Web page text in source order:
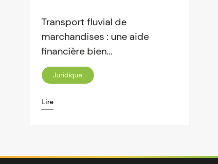
Transport fluvial de
marchandises : une aide
financière bien...
Juridique
Lire